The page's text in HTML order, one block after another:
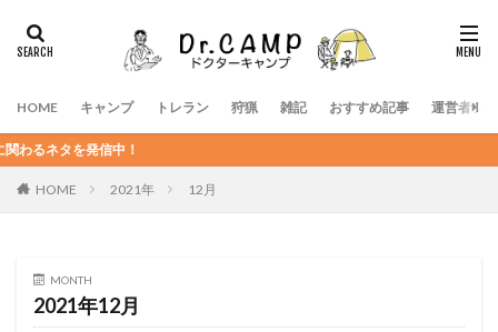
HOME キャンプ トレラン 狩猟 雑記 おすすめ記事 運営者プ
タを発信中！
HOME 2021年 12月
MONTH
2021年12月